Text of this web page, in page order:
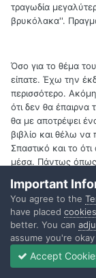
τραγωδία
βρυκόλακα''.
Όσο για το θέμα
είπατε. Έχω την
περισσότερο.
ότι δεν θα έπαιρνα
θα με αποτρέψει
βιβλίο και θέλω να
Σπαστικό και το
μέσα. Πάντως όπως
αναλογιζόμενος
είναι το
τότε σίγουρα
Εκείνο που δεν
Important
You agree to the
have placed cookies
better. You can
assume you're
Accept